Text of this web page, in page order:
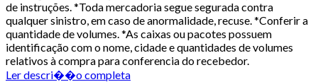
de instruções. *Toda mercadoria segue segurada contra
qualquer sinistro, em caso de anormalidade, recuse. *Conferir a
quantidade de volumes. *As caixas ou pacotes possuem
identificação com o nome, cidade e quantidades de volumes
relativos à compra para conferencia do recebedor.
Ler descri��o completa